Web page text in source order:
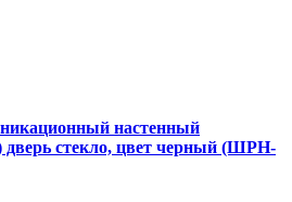
настенный
дверь стекло, цвет черный (ШРН-